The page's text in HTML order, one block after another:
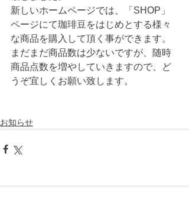
新しいホームページでは、「SHOP」
ページにて珈琲豆をはじめとする様々
な商品を購入して頂く事ができます。
まだまだ商品数は少ないですが、随時
商品点数を増やしていきますので、ど
うぞ宜しくお願い致します。
お知らせ